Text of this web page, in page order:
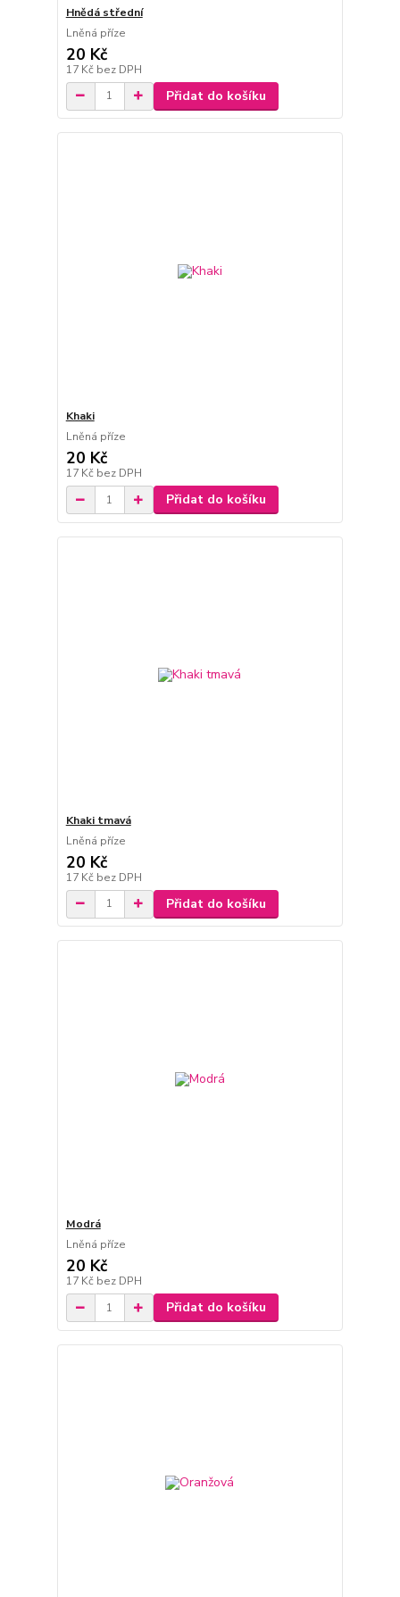
Hnědá střední
Lněná příze
20 Kč
17 Kč bez DPH
Přidat do košíku
Khaki
Lněná příze
20 Kč
17 Kč bez DPH
Přidat do košíku
Khaki tmavá
Lněná příze
20 Kč
17 Kč bez DPH
Přidat do košíku
Modrá
Lněná příze
20 Kč
17 Kč bez DPH
Přidat do košíku